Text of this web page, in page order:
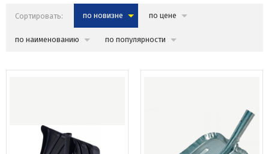
Сортировать: по новизне по цене
по наименованию по популярности